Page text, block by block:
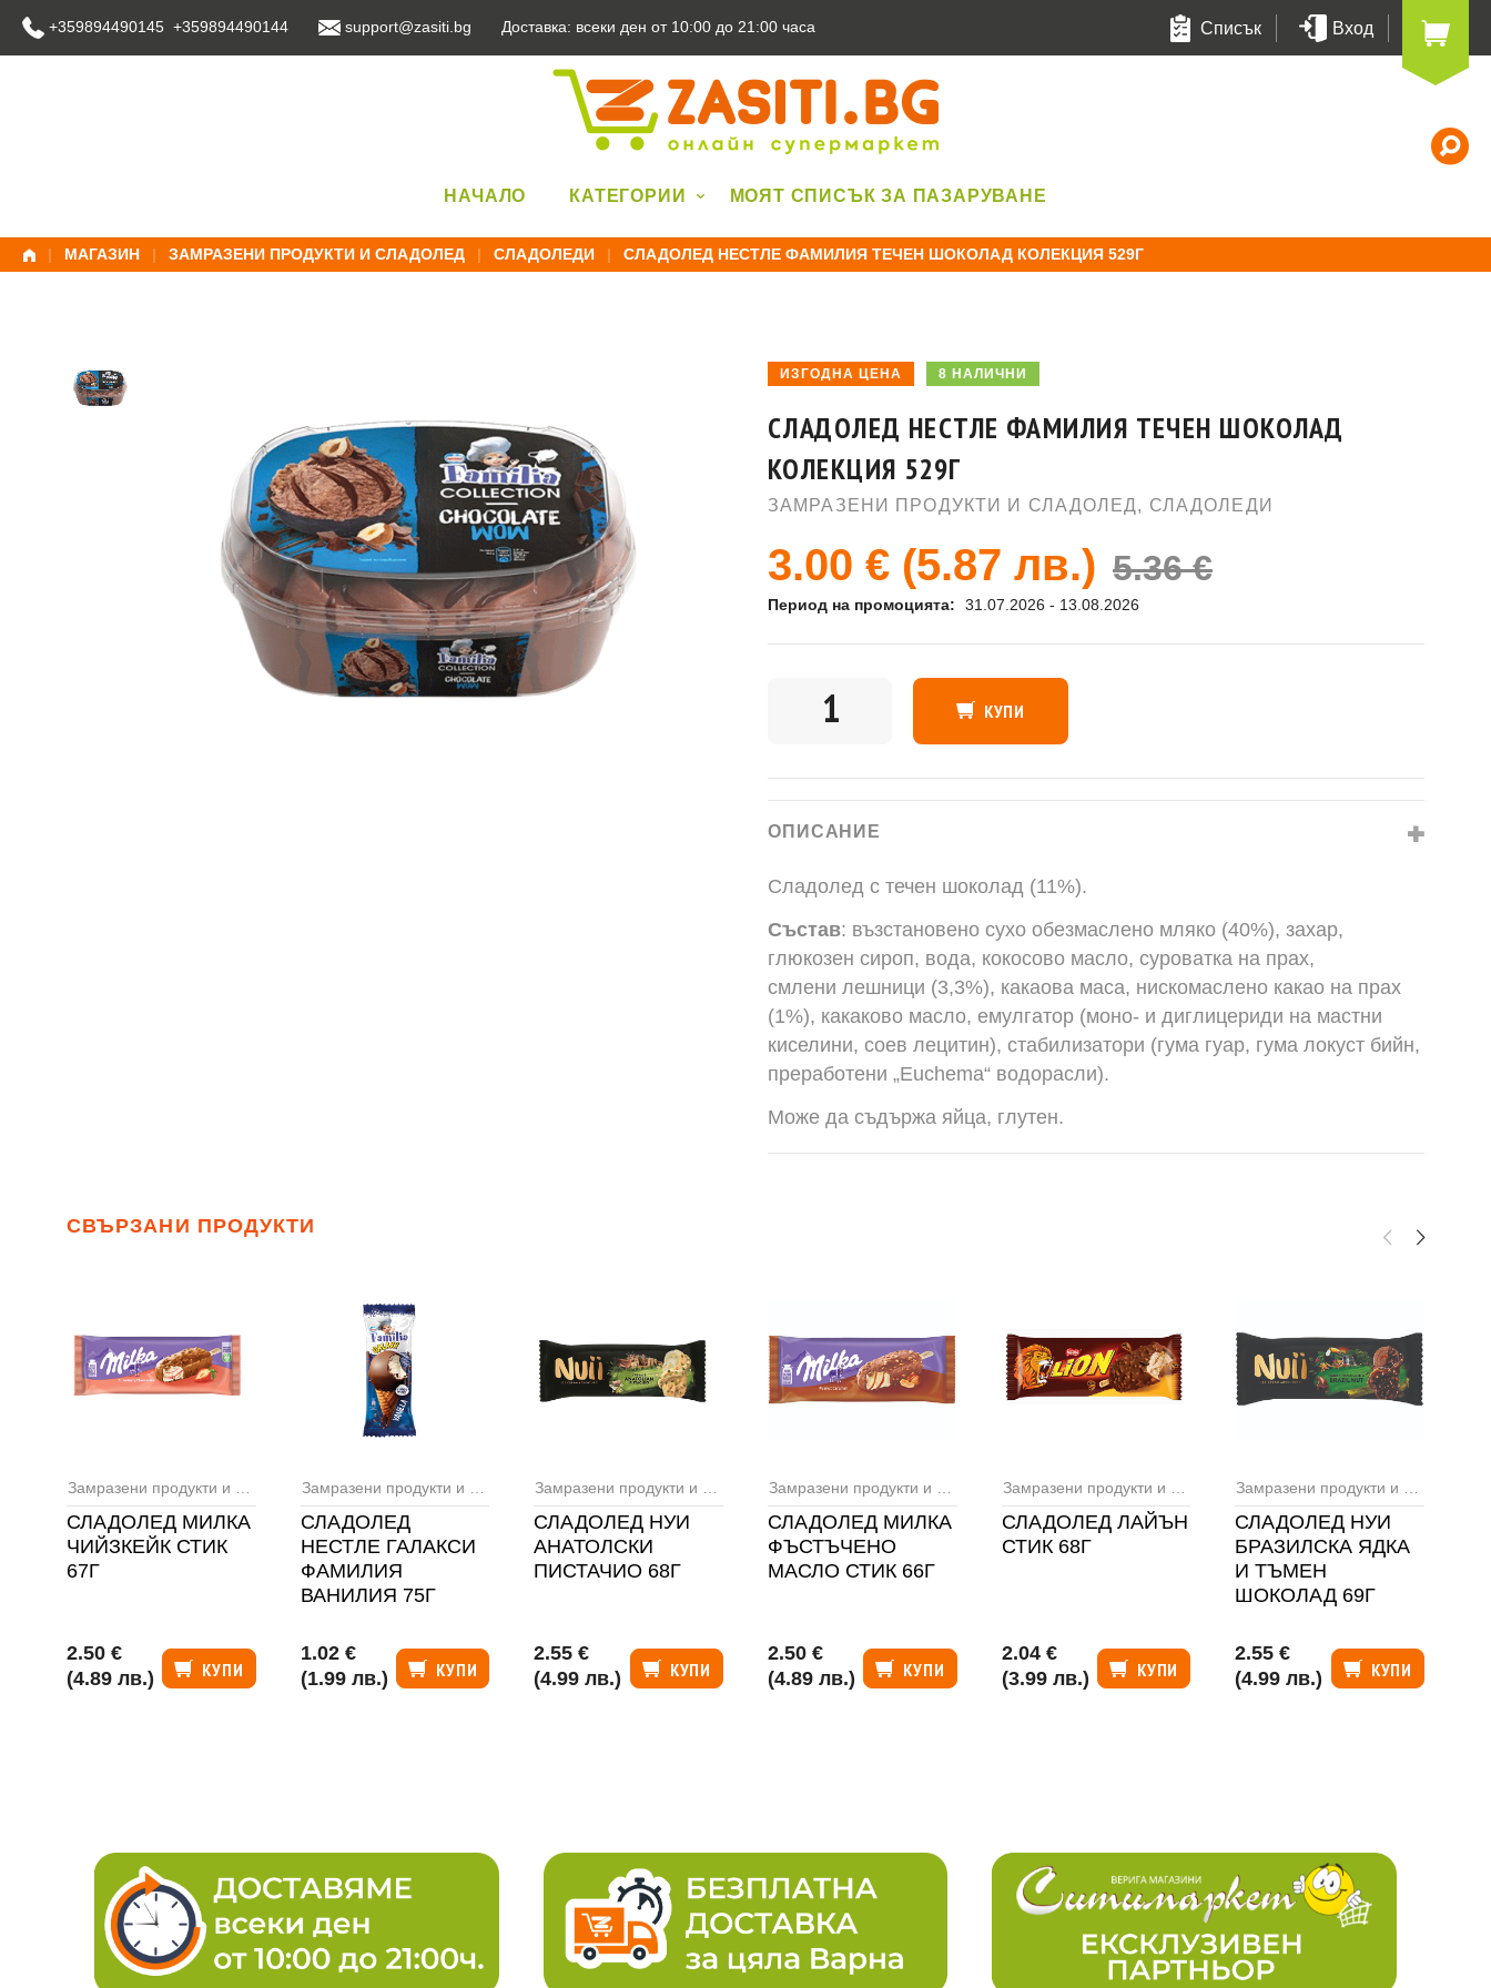
Skip
+359894490145 +359894490144 support@zasiti.bg Доставка: всеки ден от 10:00 до 21:00 часа Списък Вход
НАЧАЛО КАТЕГОРИИ МОЯТ СПИСЪК ЗА ПАЗАРУВАНЕ
| МАГАЗИН | ЗАМРАЗЕНИ ПРОДУКТИ И СЛАДОЛЕД | СЛАДОЛЕДИ | СЛАДОЛЕД НЕСТЛЕ ФАМИЛИЯ ТЕЧЕН ШОКОЛАД КОЛЕКЦИЯ 529Г
ИЗГОДНА ЦЕНА 8 НАЛИЧНИ
СЛАДОЛЕД НЕСТЛЕ ФАМИЛИЯ ТЕЧЕН ШОКОЛАД
КОЛЕКЦИЯ 529Г
ЗАМРАЗЕНИ ПРОДУКТИ И СЛАДОЛЕД, СЛАДОЛЕДИ
5.36 €
3.00 € (5.87 лв.)
Период на промоцията: 31.07.2026 - 13.08.2026
КОЛИЧЕСТВО
КУПИ
ОПИСАНИЕ
Сладолед с течен шоколад (11%).
Състав: възстановено сухо обезмаслено мляко (40%), захар,
глюкозен сироп, вода, кокосово масло, суроватка на прах,
смлени лешници (3,3%), какаова маса, нискомаслено какао на прах
(1%), какаково масло, емулгатор (моно- и диглицериди на мастни
киселини, соев лецитин), стабилизатори (гума гуар, гума локуст бийн,
преработени „Euchema“ водорасли).
Може да съдържа яйца, глутен.
СВЪРЗАНИ ПРОДУКТИ
,Сладоледи
СЛАДОЛЕД МИЛКА
ЧИЙЗКЕЙК СТИК
67Г
2.50 €
(4.89 лв.)
КУПИ
,Сладоледи
СЛАДОЛЕД
НЕСТЛЕ ГАЛАКСИ
ФАМИЛИЯ
ВАНИЛИЯ 75Г
1.02 €
(1.99 лв.)
КУПИ
,Сладоледи
СЛАДОЛЕД НУИ
АНАТОЛСКИ
ПИСТАЧИО 68Г
2.55 €
(4.99 лв.)
КУПИ
,Сладоледи
СЛАДОЛЕД МИЛКА
ФЪСТЪЧЕНО
МАСЛО СТИК 66Г
2.50 €
(4.89 лв.)
КУПИ
,Сладоледи
СЛАДОЛЕД ЛАЙЪН
СТИК 68Г
2.04 €
(3.99 лв.)
КУПИ
СЛАДОЛЕД НУИ
БРАЗИЛСКА ЯДКА
И ТЪМЕН
ШОКОЛАД 69Г
2.55 €
(4.99 лв.)
КУПИ